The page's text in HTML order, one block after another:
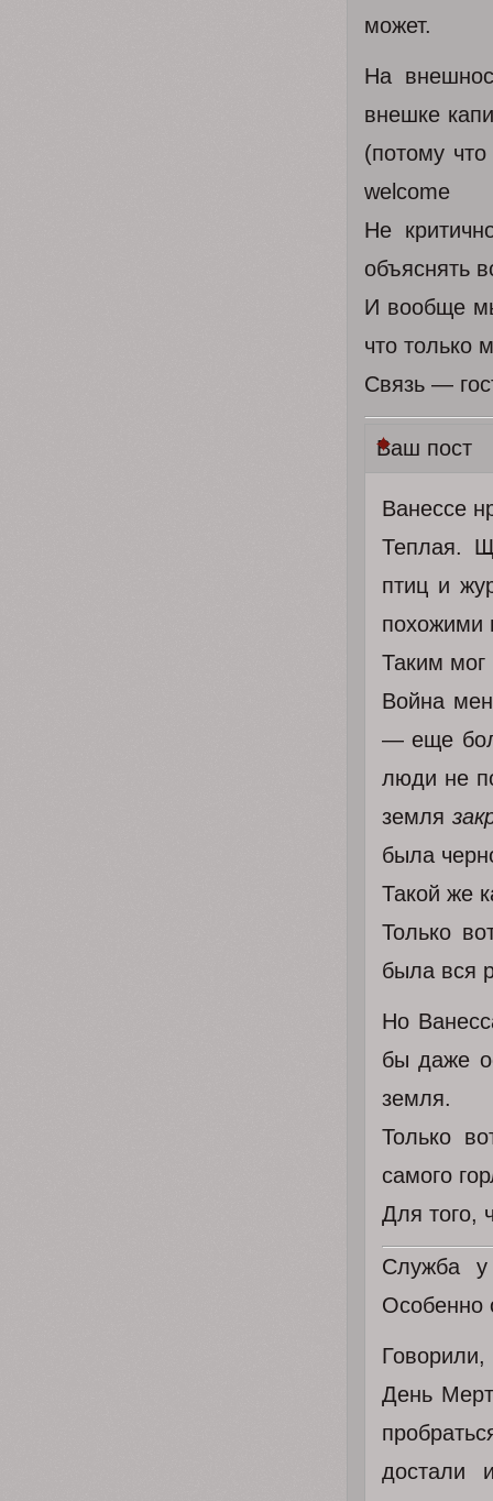
может.
На
внешке
(потому
welcome
Не
объяснять
И вообще
что только
Связь —
Ваш пост
Ванессе
Теплая.
птиц и
похожими
Таким
Война
— еще
люди не
земля
была
Такой же
Только
была вся
Но
бы даже
земля.
Только
самого
Для того,
Служба
Особенно
День
достали